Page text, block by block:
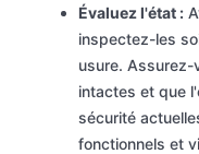
Évaluez l'état :
inspectez-les
usure.
intactes et que
sécurité
fonctionnels et